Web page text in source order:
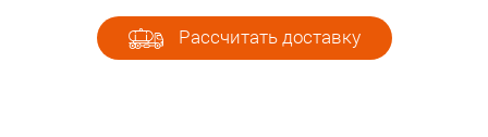
Рассчитать доставку